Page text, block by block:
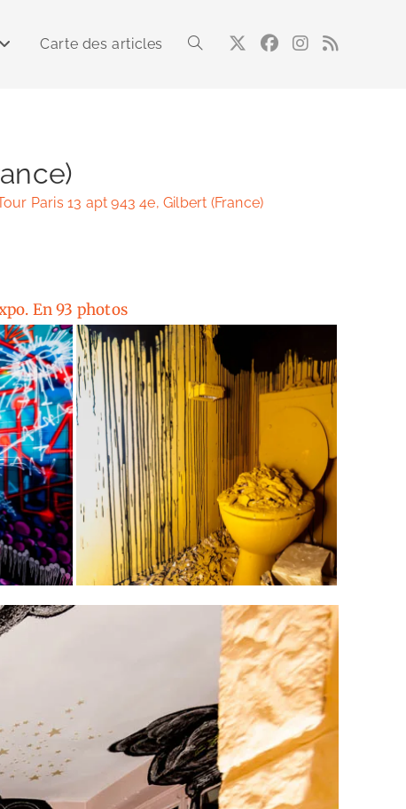
Carte des articles Toggle
Paris 13 apt 943 4e, Gilbert (France)
En 93 photos